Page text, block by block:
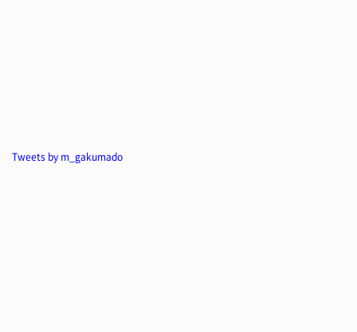
Tweets by m_gakumado